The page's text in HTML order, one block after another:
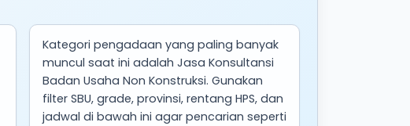
Kategori pengadaan yang paling banyak
muncul saat ini adalah Jasa Konsultansi
Badan Usaha Non Konstruksi. Gunakan
filter SBU, grade, provinsi, rentang HPS, dan
jadwal di bawah ini agar pencarian seperti